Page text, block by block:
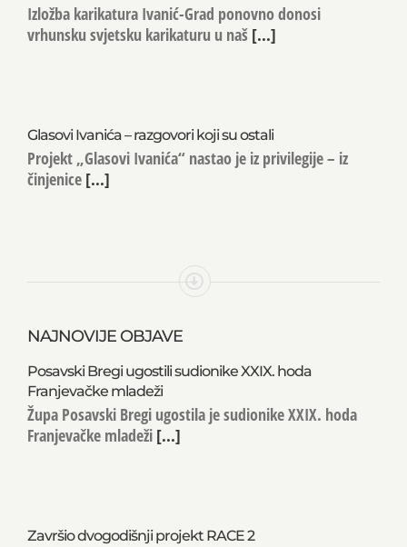
Izložba karikatura Ivanić-Grad ponovno donosi
vrhunsku svjetsku karikaturu u naš [...]
Glasovi Ivanića – razgovori koji su ostali
Projekt „Glasovi Ivanića“ nastao je iz privilegije – iz
činjenice [...]
NAJNOVIJE OBJAVE
Posavski Bregi ugostili sudionike XXIX. hoda
Franjevačke mladeži
Župa Posavski Bregi ugostila je sudionike XXIX. hoda
Franjevačke mladeži [...]
Završio dvogodišnji projekt RACE 2